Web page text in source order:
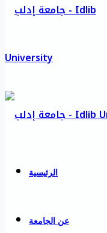
الرئيسية
عن الجامعة